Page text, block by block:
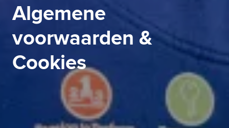
Algemene
voorwaarden &
Cookies